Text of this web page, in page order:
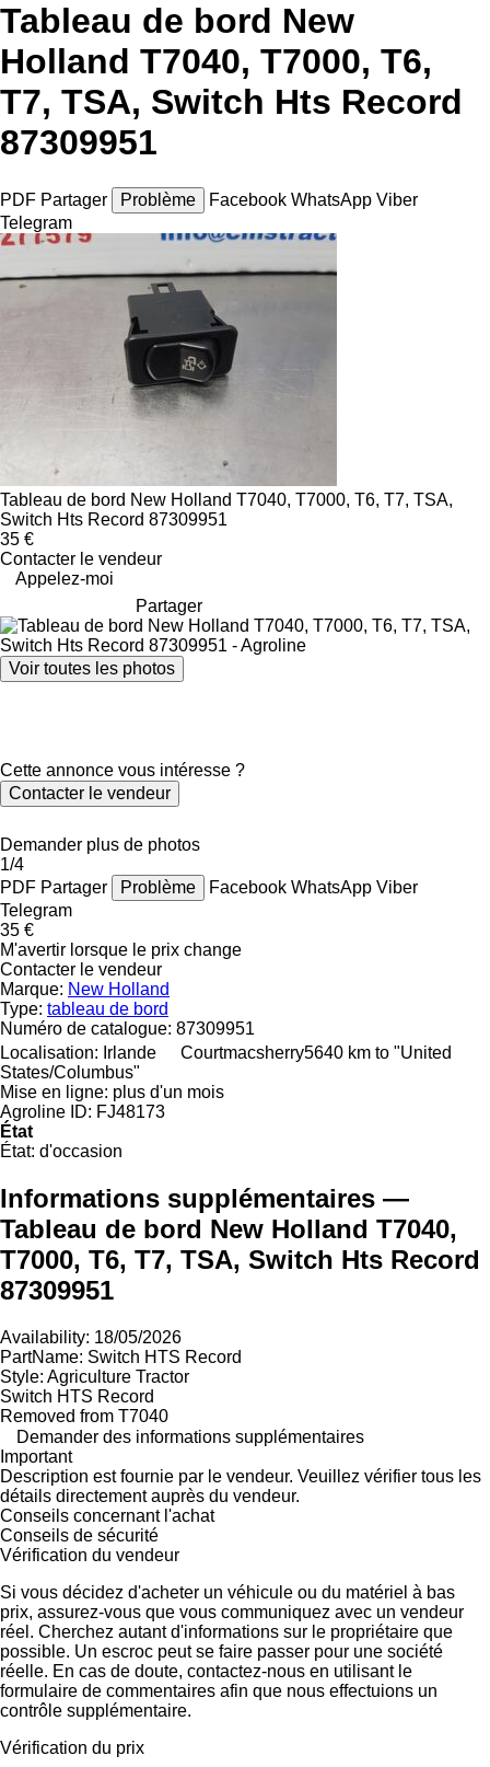
Tableau de bord New
Holland T7040, T7000, T6,
T7, TSA, Switch Hts Record
87309951
PDF Partager Problème Facebook WhatsApp Viber
Telegram
Tableau de bord New Holland T7040, T7000, T6, T7, TSA,
Switch Hts Record 87309951
35 €
Contacter le vendeur
Appelez-moi
Partager
Voir toutes les photos
Cette annonce vous intéresse ?
Contacter le vendeur
Demander plus de photos
1/4
PDF Partager Problème Facebook WhatsApp Viber
Telegram
35 €
M'avertir lorsque le prix change
Contacter le vendeur
Marque: New Holland
Type: tableau de bord
Numéro de catalogue: 87309951
Localisation: Irlande Courtmacsherry5640 km to "United
States/Columbus"
Mise en ligne: plus d'un mois
Agroline ID: FJ48173
État
État: d'occasion
Informations supplémentaires —
Tableau de bord New Holland T7040,
T7000, T6, T7, TSA, Switch Hts Record
87309951
Availability: 18/05/2026
PartName: Switch HTS Record
Style: Agriculture Tractor
Switch HTS Record
Removed from T7040
Demander des informations supplémentaires
Important
Description est fournie par le vendeur. Veuillez vérifier tous les
détails directement auprès du vendeur.
Conseils concernant l'achat
Conseils de sécurité
Vérification du vendeur
Si vous décidez d'acheter un véhicule ou du matériel à bas
prix, assurez-vous que vous communiquez avec un vendeur
réel. Cherchez autant d'informations sur le propriétaire que
possible. Un escroc peut se faire passer pour une société
réelle. En cas de doute, contactez-nous en utilisant le
formulaire de commentaires afin que nous effectuions un
contrôle supplémentaire.
Vérification du prix